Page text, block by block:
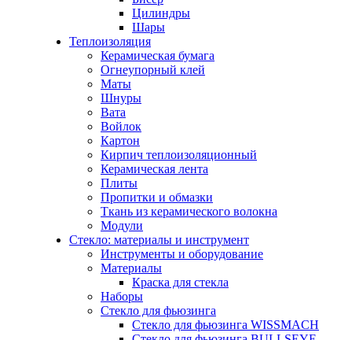
Цилиндры
Шары
Теплоизоляция
Керамическая бумага
Огнеупорный клей
Маты
Шнуры
Вата
Войлок
Картон
Кирпич теплоизоляционный
Керамическая лента
Плиты
Пропитки и обмазки
Ткань из керамического волокна
Модули
Стекло: материалы и инструмент
Инструменты и оборудование
Материалы
Краска для стекла
Наборы
Стекло для фьюзинга
Стекло для фьюзинга WISSMACH